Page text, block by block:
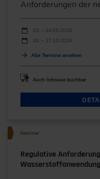
Anforderungen der
Durchführungen
Veranstaltungsdatum
03. – 04.09.2026
26. – 27.10.2026
Alle Termine ansehen
Auch Inhouse buchbar
Seminar
Regulative